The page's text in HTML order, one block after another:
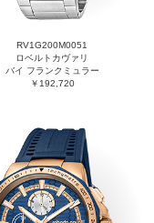
RV1G200M0051
ロベルトカヴァリ
バイ フランクミュラー
￥192,720